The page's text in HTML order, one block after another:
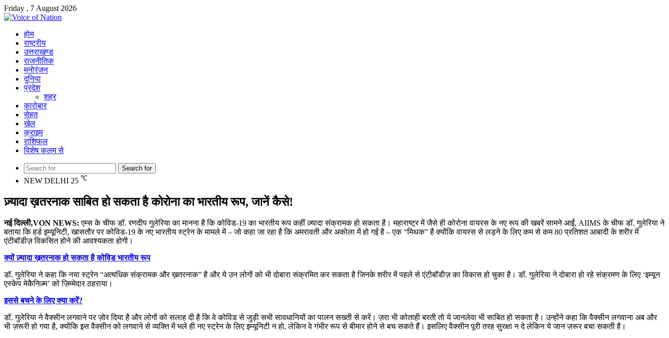
Friday , 7 August 2026
होम
राष्ट्रीय
उत्तराखण्ड
राजनीतिक
मनोरंजन
दुनिया
प्रदेश
शहर
कारोबार
सेहत
खेल
क्राइम
राशिफल
विशेष कलम से
Search for
NEW DELHI 25 ℃
ज़्यादा ख़तरनाक साबित हो सकता है कोरोना का भारतीय रूप, जानें कैसे!
नई दिल्ली,VON NEWS: एम्स के चीफ डॉ. रणदीप गुलेरिया का मानना है कि कोविड-19 का भारतीय रूप कहीं ज़्यादा संक्रामक हो सकता है। महाराष्ट्र में जैसे ही कोरोना वायरस के नए रूप की खबरें सामने आईं, AIIMS के चीफ डॉ. गुलेरिया ने
बताया कि हर्ड इम्यूनिटी, खासतौर पर कोविड-19 के नए भारतीय स्ट्रेन के मामले में – जो कहा जा रहा है कि अमरावती और अकोला में हो गई है – एक “मिथक” है क्योंकि वायरस से लड़ने के लिए कम से कम 80 प्रतिशत आबादी के शरीर में
एंटीबॉडीज़ विकसित होने की आवश्यकता होगी।
क्यों ज़्यादा ख़तरनाक हो सकता है कोविड भारतीय रूप
डॉ. गुलेरिया ने कहा कि नया स्ट्रेन “अत्यधिक संक्रामक और ख़तरनाक” है और ये उन लोगों को भी दोबारा संक्रमित कर सकता है जिनके शरीर में पहले से एंटीबॉडीज़ का विकास हो चुका है। डॉ. गुलेरिया ने दोबारा हो रहे संक्रमण के लिए ‘इम्यून
एस्केप मेकैनिज़्म’ को ज़िम्मेदार ठहराया।
इससे बचने के लिए क्या करें?
डॉ. गुलेरिया ने वैक्सीन लगवाने पर ज़ोर दिया है और लोगों को सलाह दी है कि वे कोविड से जुड़ी सभी सावधानियों का पालन सख्ती से करें। ज़रा भी कोताही बरती तो ये जानलेवा भी साबित हो सकता है। उन्होंने कहा कि वैक्सीन लगवाना अब और
भी ज़रूरी हो गया है, क्योंकि इस वैक्सीन को लगवाने से व्यक्ति में भले ही नए स्ट्रेन के लिए इम्यूनिटी न हो, लेकिन वे गंभीर रूप से बीमार होने से बच सकते हैं। इसलिए वैक्सीन पूरी तरह सुरक्षा न दे लेकिन ये जान ज़रूर बचा सकती है।